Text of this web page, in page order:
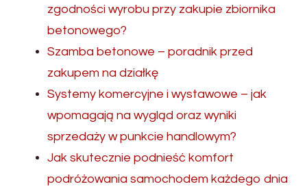
zgodności wyrobu przy zakupie zbiornika
betonowego?
Szamba betonowe – poradnik przed
zakupem na działkę
Systemy komercyjne i wystawowe – jak
wpomagają na wygląd oraz wyniki
sprzedaży w punkcie handlowym?
Jak skutecznie podnieść komfort
podróżowania samochodem każdego dnia